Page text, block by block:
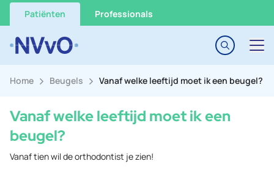
Go to content
Patiënten Professionals
Home Beugels Vanaf welke leeftijd moet ik een beugel?
Vanaf welke leeftijd moet ik een
beugel?
Vanaf tien wil de orthodontist je zien!